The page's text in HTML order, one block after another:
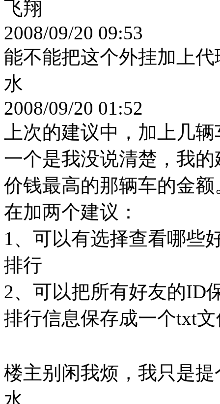
飞翔
2008/09/20 09:53
能不能把这个外挂加上代
水
2008/09/20 01:52
上次的建议中，加上几
一个是我没说清楚，我
价钱最高的那辆车的金额
在加两个建议：
1、可以有选择查看哪些
排行
2、可以把所有好友的ID
排行信息保存成一个txt
楼主别闲我烦，我只是提
水